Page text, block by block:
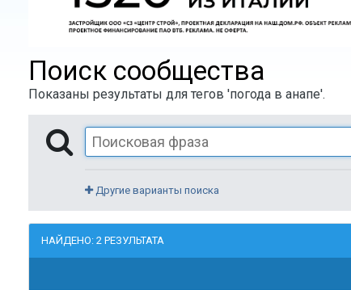
Поиск сообщества
Показаны результаты для тегов 'погода в анапе'.
Другие варианты поиска
НАЙДЕНО: 2 РЕЗУЛЬТАТА